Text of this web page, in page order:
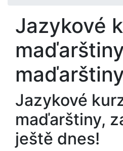
Jazykové
Jazykové
maďarštiny,
ještě dnes!